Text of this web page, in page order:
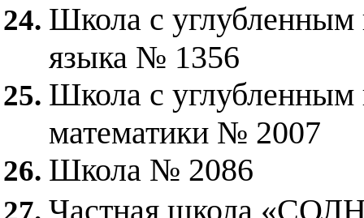
Школа с углубленным
языка № 1356
Школа с углубленным
математики № 2007
Школа № 2086
Частная школа